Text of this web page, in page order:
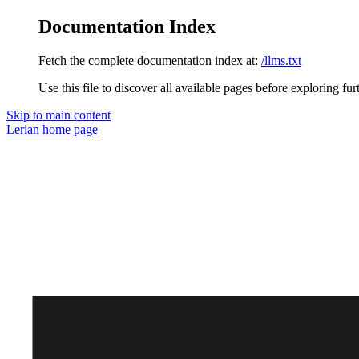
Documentation Index
Fetch the complete documentation index at: /llms.txt
Use this file to discover all available pages before exploring
Skip to main content
Lerian home page